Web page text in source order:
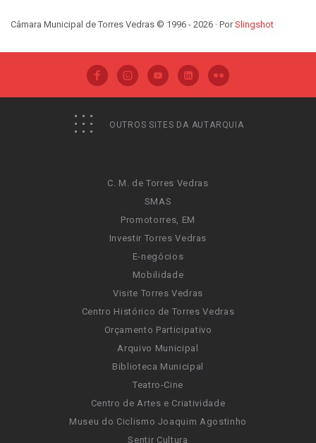
Câmara Municipal de Torres Vedras © 1996 - 2026 · PorSlingshot
OUTROS SITES DA AUTARQUIA
C. M. de Torres Vedras
SMAS
Promotorres, EM
Investir Torres Vedras
E-negócios
Mobilidade
Visite Torres Vedras
Centro Histórico de Torres Vedras
Orçamento Participativo
Arquivo Municipal
Biblioteca Municipal
Teatro-Cine
Centro de Artes e Criatividade
Museu do Ciclismo Joaquim Agostinho
Sentir Cultura